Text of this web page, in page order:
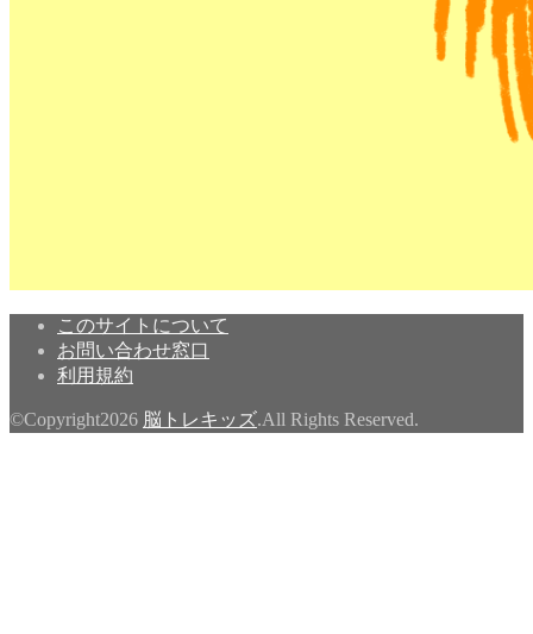
このサイトについて
お問い合わせ窓口
利用規約
©Copyright2026 脳トレキッズ.All Rights Reserved.